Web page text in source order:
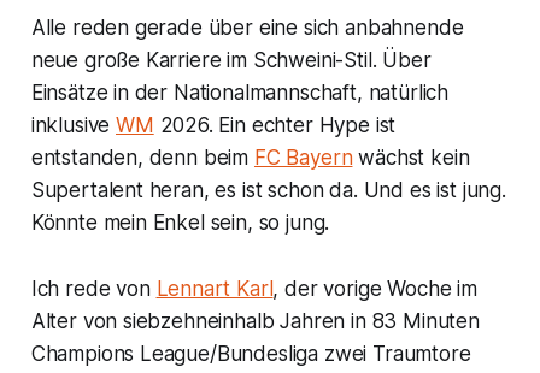
Alle reden gerade über eine sich anbahnende
neue große Karriere im Schweini-Stil. Über
Einsätze in der Nationalmannschaft, natürlich
inklusiveWM 2026. Ein echter Hype ist
entstanden, denn beim FC Bayernwächst kein
Supertalent heran, es ist schon da. Und es ist jung.
Könnte mein Enkel sein, so jung.
Ich rede von Lennart Karl , der vorige Woche im
Alter von siebzehneinhalb Jahren in 83 Minuten
Champions League/Bundesliga zwei Traumtore